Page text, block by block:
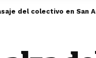
del colectivo en San